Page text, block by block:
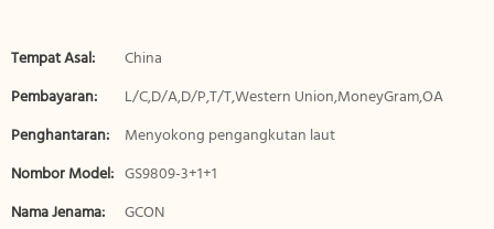
Tempat Asal:
China
Pembayaran:
L/C,D/A,D/P,T/T,Western Union,MoneyGram,OA
Penghantaran:
Menyokong pengangkutan laut
Nombor Model: GS9809-3+1+1
Nama Jenama:
GCON